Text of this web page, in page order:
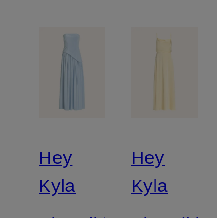
Hey
Kyla
Hey
Kyla